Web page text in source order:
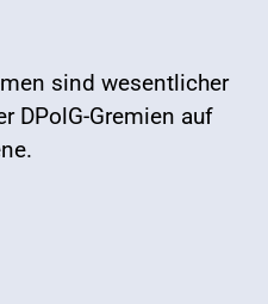
sind wesentlicher
DPolG-Gremien auf